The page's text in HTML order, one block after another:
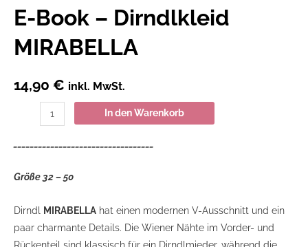
E-Book – Dirndlkleid
MIRABELLA
14,90 € inkl. MwSt.
In den Warenkorb
Größe 32 – 50
Dirndl MIRABELLA hat einen modernen V-Ausschnitt und ein
paar charmante Details. Die Wiener Nähte im Vorder- und